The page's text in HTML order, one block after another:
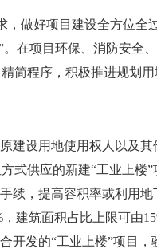
好项目建设全方位全
在项目环保、消防安
程序，积极推进规划用
设用地使用权人以及其
式供应的新建“工业上
续，提高容积率或利用
建筑面积占比上限可由
开发的“工业上楼”项目